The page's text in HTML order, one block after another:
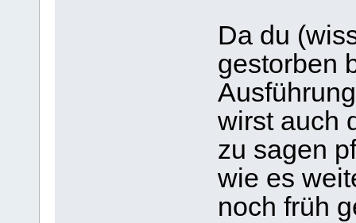
Da du
gestorben
wirst auch
zu sagen
wie es
noch früh